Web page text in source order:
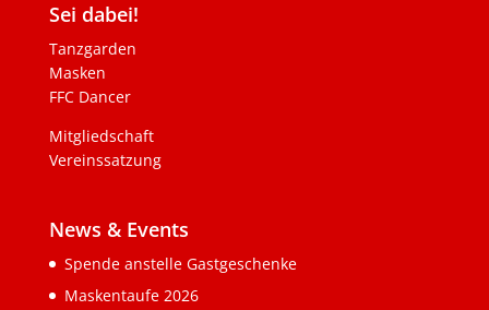
Sei dabei!
Tanzgarden
Masken
FFC Dancer
Mitgliedschaft
Vereinssatzung
News & Events
Spende anstelle Gastgeschenke
Maskentaufe 2026